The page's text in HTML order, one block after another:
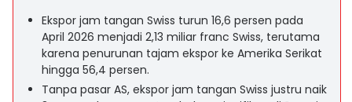
Ekspor jam tangan Swiss turun 16,6 persen pada
April 2026 menjadi 2,13 miliar franc Swiss, terutama
karena penurunan tajam ekspor ke Amerika Serikat
hingga 56,4 persen.
Tanpa pasar AS, ekspor jam tangan Swiss justru naik